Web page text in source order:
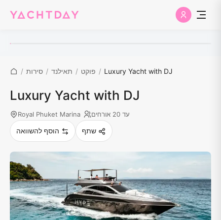
/ סירות / תאילנד / פוקט / Luxury Yacht with DJ
Luxury Yacht with DJ
Royal Phuket Marina עד 20 אורחים
הוסף להשוואה שתף